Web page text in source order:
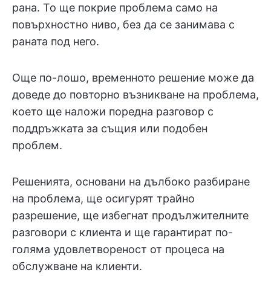
рана. То ще покрие проблема само на
повърхностно ниво, без да се занимава с
раната под него.
Още по-лошо, временното решение може да
доведе до повторно възникване на проблема,
което ще наложи поредна разговор с
поддръжката за същия или подобен
проблем.
Решенията, основани на дълбоко разбиране
на проблема, ще осигурят трайно
разрешение, ще избегнат продължителните
разговори с клиента и ще гарантират по-
голяма удовлетвореност от процеса на
обслужване на клиенти.